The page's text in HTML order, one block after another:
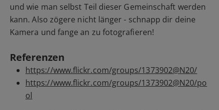
und wie man selbst Teil dieser Gemeinschaft werden
kann. Also zögere nicht länger - schnapp dir deine
Kamera und fange an zu fotografieren!
Referenzen
https://www.flickr.com/groups/1373902@N20/
https://www.flickr.com/groups/1373902@N20/po
ol